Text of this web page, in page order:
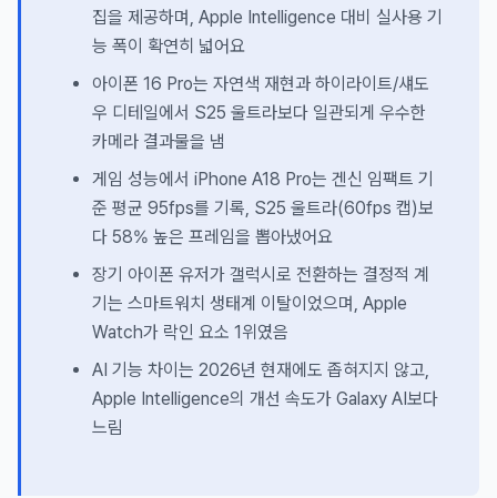
집을 제공하며, Apple Intelligence 대비 실사용 기
능 폭이 확연히 넓어요
아이폰 16 Pro는 자연색 재현과 하이라이트/섀도
우 디테일에서 S25 울트라보다 일관되게 우수한
카메라 결과물을 냄
게임 성능에서 iPhone A18 Pro는 겐신 임팩트 기
준 평균 95fps를 기록, S25 울트라(60fps 캡)보
다 58% 높은 프레임을 뽑아냈어요
장기 아이폰 유저가 갤럭시로 전환하는 결정적 계
기는 스마트워치 생태계 이탈이었으며, Apple
Watch가 락인 요소 1위였음
AI 기능 차이는 2026년 현재에도 좁혀지지 않고,
Apple Intelligence의 개선 속도가 Galaxy AI보다
느림